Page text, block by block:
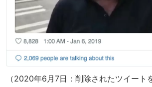
（2020年6月7日：削除されたツイート